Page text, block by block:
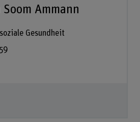
Ammann
Gesundheit